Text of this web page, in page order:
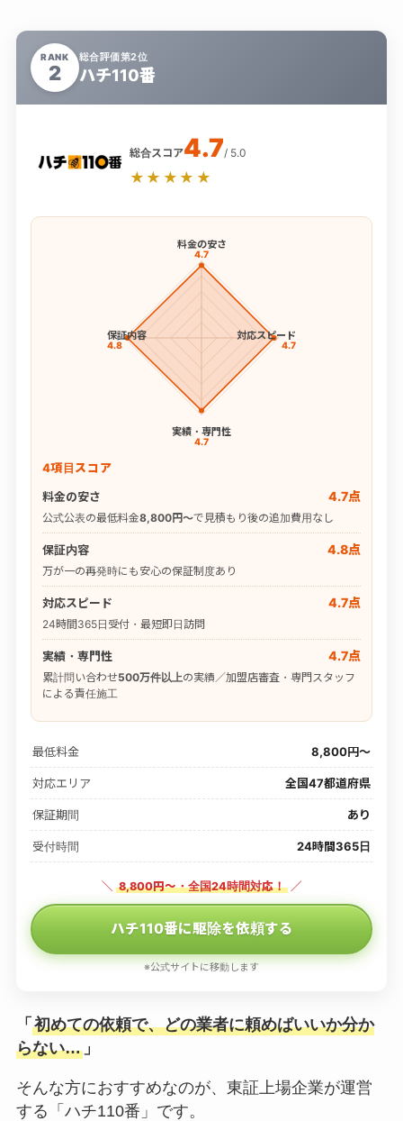
RANK
2
総合評価第2位
ハチ110番
総合スコア4.7/ 5.0
★★★★★
料金の安さ
4.7
対応スピード
4.7
実績・専門性
4.7
保証内容
4.8
4項目スコア
料金の安さ
4.7点
公式公表の最低料金8,800円〜で見積もり後の追加費用なし
保証内容 4.8点
万が一の再発時にも安心の保証制度あり
対応スピード 4.7点
24時間365日受付・最短即日訪問
実績・専門性 4.7点
累計問い合わせ500万件以上の実績／加盟店審査・専門スタッフ
による責任施工
最低料金 8,800円〜
対応エリア 全国47都道府県
保証期間 あり
受付時間 24時間365日
＼ 8,800円〜・全国24時間対応！ ／
ハチ110番に駆除を依頼する
※公式サイトに移動します
「 初めての依頼で、どの業者に頼めばいいか分か
らない…」
そんな方におすすめなのが、東証上場企業が運営
する「ハチ110番」です。